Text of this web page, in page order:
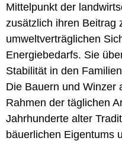
Mittelpunkt der
zusätzlich ihren Beitrag
umweltverträglichen
Energiebedarfs. Sie
Stabilität in den
Die Bauern und Winzer
Rahmen der täglichen
Jahrhunderte alter
bäuerlichen Eigentums